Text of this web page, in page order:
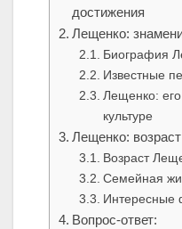
достижения
Лещенко:
Биография
Известные
Лещенко: его
культуре
Лещенко:
Возраст
Семейная
Интересные
Вопрос-ответ: